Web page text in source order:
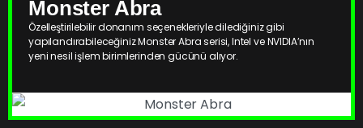
Monster Abra
Özelleştirilebilir donanım seçenekleriyle dilediğiniz gibi
yapılandırabileceğiniz Monster Abra serisi, Intel ve NVIDIA’nın
yeni nesil işlem birimlerinden gücünü alıyor.